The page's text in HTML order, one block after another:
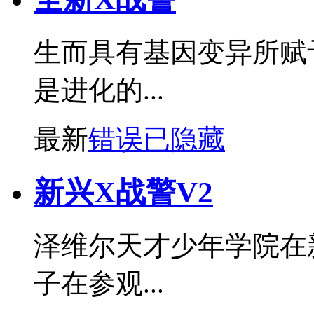
生而具有基因变异所
是进化的...
最新错误已隐藏
新兴X战警V2
泽维尔天才少年学院
子在参观...